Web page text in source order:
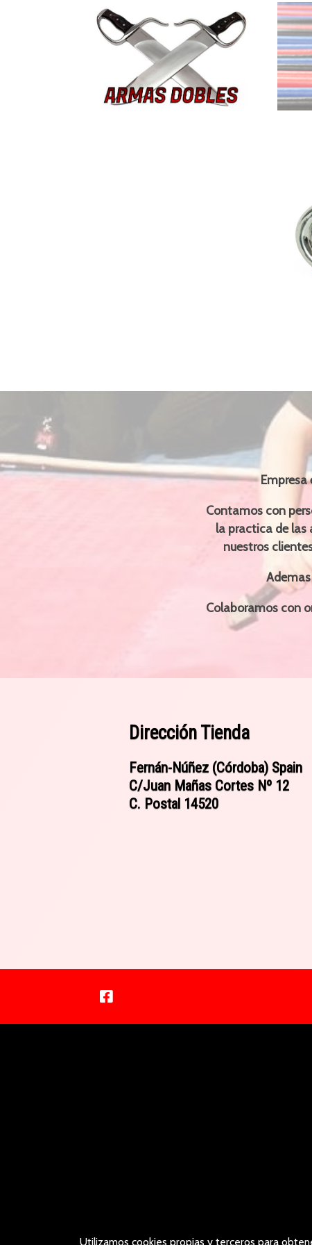
Contamos con
la practica de las
nuestros
Colaboramos con
Dirección Tienda
Fernán-Núñez (Córdoba) Spain
C/Juan Mañas Cortes Nº 12
C. Postal 14520
Utilizamos cookies propias y terceros para